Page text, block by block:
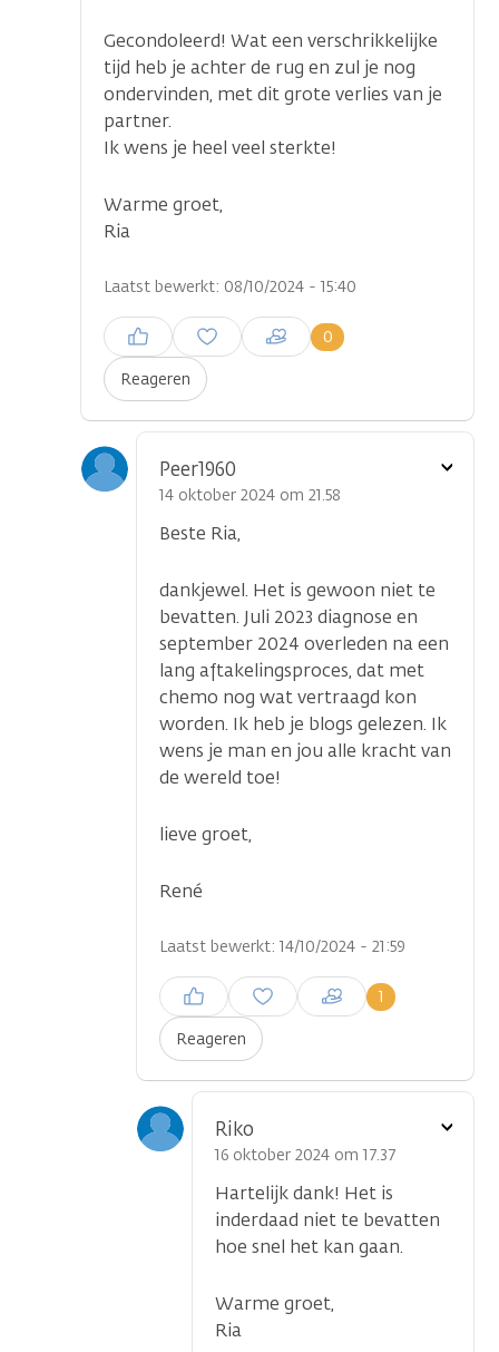
Gecondoleerd! Wat een verschrikkelijke
tijd heb je achter de rug en zul je nog
ondervinden, met dit grote verlies van je
partner.
Ik wens je heel veel sterkte!
Warme groet,
Ria
Laatst bewerkt: 08/10/2024 - 15:40
Reageren
0
Inloggen om een reactie te
plaatsen
Peer1960
14 oktober 2024 om 21.58
Beste Ria,
dankjewel. Het is gewoon niet te
bevatten. Juli 2023 diagnose en
september 2024 overleden na een
lang aftakelingsproces, dat met
chemo nog wat vertraagd kon
worden. Ik heb je blogs gelezen. Ik
wens je man en jou alle kracht van
de wereld toe!
lieve groet,
René
Laatst bewerkt: 14/10/2024 - 21:59
Reageren
1
Inloggen om een reactie te
plaatsen
Toon
Riko
16 oktober 2024 om 17.37
Hartelijk dank! Het is
inderdaad niet te bevatten
hoe snel het kan gaan.
Warme groet,
Ria
Toon